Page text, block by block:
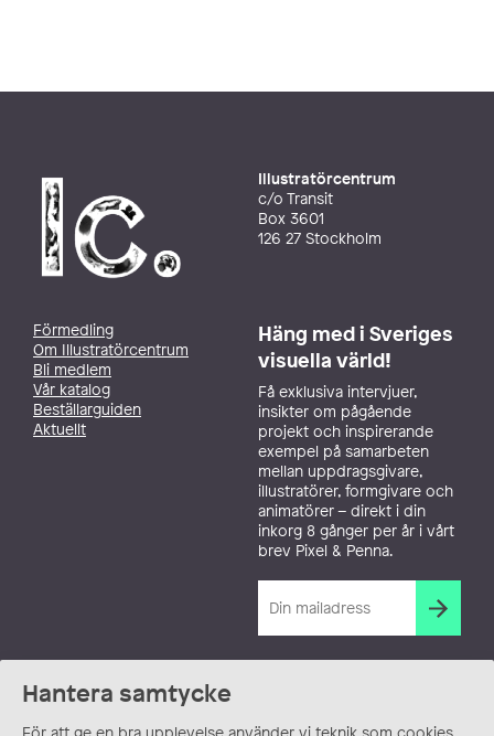
Hantera samtycke
Illustratörcentrum
c/o Transit
Box 3601
126 27 Stockholm
Förmedling
Om Illustratörcentrum
Bli medlem
Vår katalog
Beställarguiden
Aktuellt
Häng med i Sveriges
visuella värld!
Få exklusiva intervjuer,
insikter om pågående
projekt och inspirerande
exempel på samarbeten
mellan uppdragsgivare,
illustratörer, formgivare och
animatörer – direkt i din
inkorg 8 gånger per år i vårt
brev Pixel & Penna.